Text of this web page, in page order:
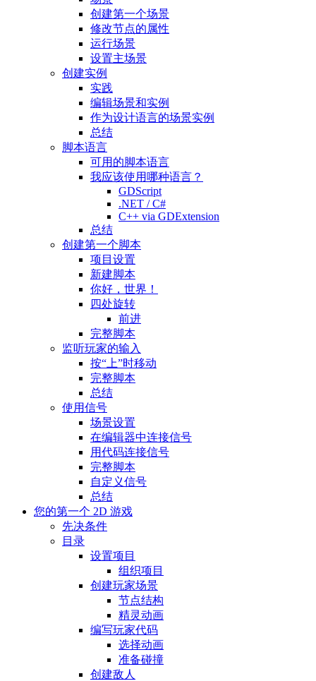
创建第一个场景
修改节点的属性
运行场景
设置主场景
创建实例
实践
编辑场景和实例
作为设计语言的场景实例
总结
脚本语言
可用的脚本语言
我应该使用哪种语言？
GDScript
.NET / C#
C++ via GDExtension
总结
创建第一个脚本
项目设置
新建脚本
你好，世界！
四处旋转
前进
完整脚本
监听玩家的输入
按“上”时移动
完整脚本
总结
使用信号
场景设置
在编辑器中连接信号
用代码连接信号
完整脚本
自定义信号
总结
您的第一个 2D 游戏
先决条件
目录
设置项目
组织项目
创建玩家场景
节点结构
精灵动画
编写玩家代码
选择动画
准备碰撞
创建敌人